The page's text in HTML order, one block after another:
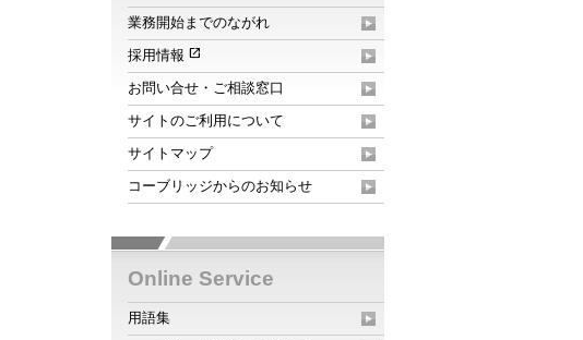
業務開始までのながれ
採用情報 open_in_new
お問い合せ・ご相談窓口
サイトのご利用について
サイトマップ
コーブリッジからのお知らせ
Online Service
用語集